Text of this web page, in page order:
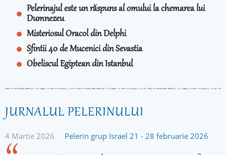
Pelerinajul este un răspuns al omului la chemarea lui
Dumnezeu
Misteriosul Oracol din Delphi
Sfintii 40 de Mucenici din Sevastia
Obeliscul Egiptean din Istanbul
JURNALUL PELERINULUI
4 Martie 2026 Pelerin grup Israel 21 - 28 februarie 2026